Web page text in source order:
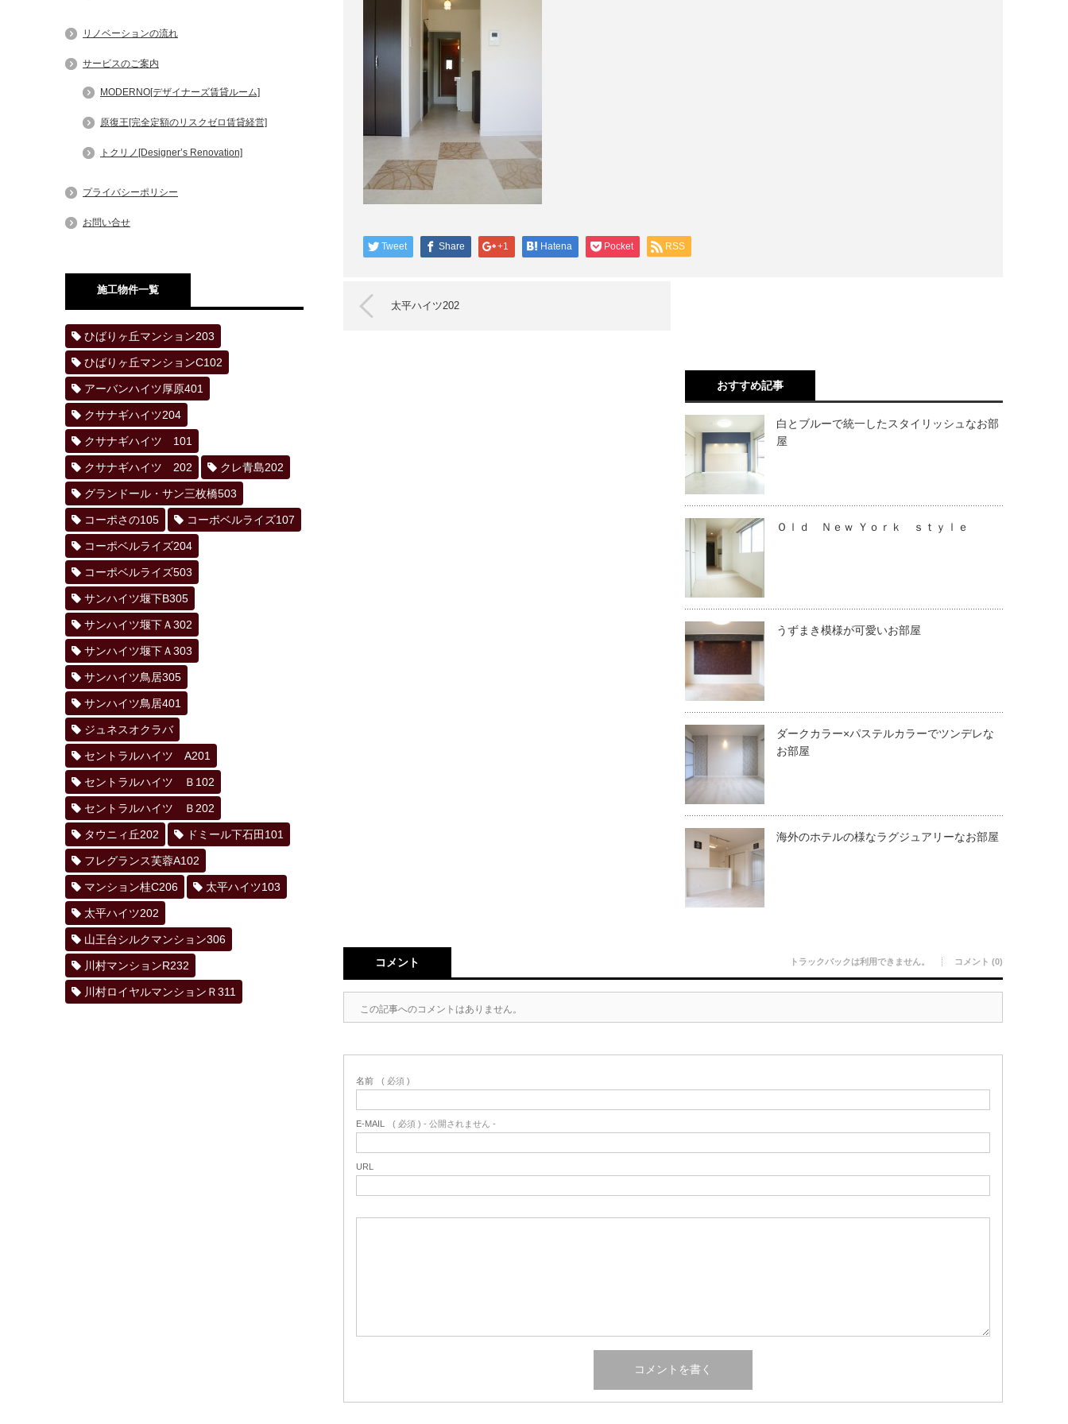
Tweet Share +1 Hatena Pocket RSS
太平ハイツ202
おすすめ記事
白とブルーで統一したスタイリッシュなお部
屋
Ｏｌｄ Ｎｅｗ Ｙｏｒｋ ｓｔｙｌｅ
うずまき模様が可愛いお部屋
ダークカラー×パステルカラーでツンデレな
お部屋
海外のホテルの様なラグジュアリーなお部屋
コメント トラックバックは利用できません。 コメント (0)
この記事へのコメントはありません。
名前 ( 必須 )
E-MAIL ( 必須 ) - 公開されません -
URL
リノベーションの流れ
サービスのご案内
MODERNO[デザイナーズ賃貸ルーム]
原復王[完全定額のリスクゼロ賃貸経営]
トクリノ[Designer’s Renovation]
プライバシーポリシー
お問い合せ
施工物件一覧
ひばりヶ丘マンション203
ひばりヶ丘マンションC102
アーバンハイツ厚原401
クサナギハイツ204
クサナギハイツ 101
クサナギハイツ 202 クレ青島202
グランドール・サン三枚橋503
コーポさの105 コーポベルライズ107
コーポベルライズ204
コーポベルライズ503
サンハイツ堰下B305
サンハイツ堰下Ａ302
サンハイツ堰下Ａ303
サンハイツ鳥居305
サンハイツ鳥居401
ジュネスオクラバ
セントラルハイツ A201
セントラルハイツ Ｂ102
セントラルハイツ Ｂ202
タウニィ丘202 ドミール下石田101
フレグランス芙蓉A102
マンション桂C206 太平ハイツ103
太平ハイツ202
山王台シルクマンション306
川村マンションR232
川村ロイヤルマンションＲ311